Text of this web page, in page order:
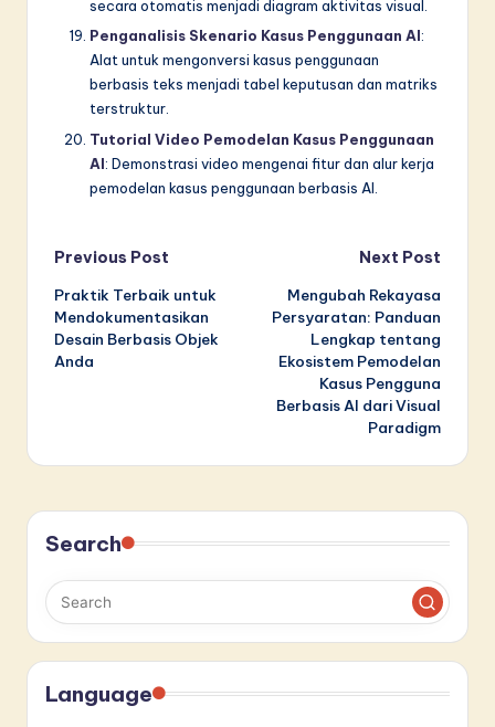
secara otomatis menjadi diagram aktivitas visual.
Penganalisis Skenario Kasus Penggunaan AI:
Alat untuk mengonversi kasus penggunaan
berbasis teks menjadi tabel keputusan dan matriks
terstruktur.
Tutorial Video Pemodelan Kasus Penggunaan
AI: Demonstrasi video mengenai fitur dan alur kerja
pemodelan kasus penggunaan berbasis AI.
Post
navigation
Previous Post
Praktik Terbaik untuk
Mendokumentasikan
Desain Berbasis Objek
Anda
Next Post
Mengubah Rekayasa
Persyaratan: Panduan
Lengkap tentang
Ekosistem Pemodelan
Kasus Pengguna
Berbasis AI dari Visual
Paradigm
Search
Language